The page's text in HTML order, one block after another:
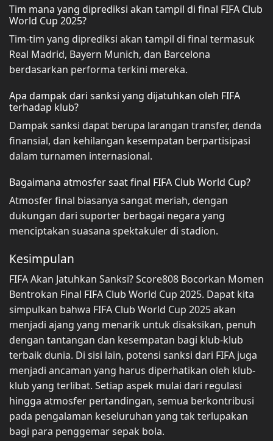
Tim mana yang diprediksi akan tampil di final FIFA Club
World Cup 2025?
Tim-tim yang diprediksi akan tampil di final termasuk
Real Madrid, Bayern Munich, dan Barcelona
berdasarkan performa terkini mereka.
Apa dampak dari sanksi yang dijatuhkan oleh FIFA
terhadap klub?
Dampak sanksi dapat berupa larangan transfer, denda
finansial, dan kehilangan kesempatan berpartisipasi
dalam turnamen internasional.
Bagaimana atmosfer saat final FIFA Club World Cup?
Atmosfer final biasanya sangat meriah, dengan
dukungan dari suporter berbagai negara yang
menciptakan suasana spektakuler di stadion.
Kesimpulan
FIFA Akan Jatuhkan Sanksi? Score808 Bocorkan Momen
Bentrokan Final FIFA Club World Cup 2025. Dapat kita
simpulkan bahwa FIFA Club World Cup 2025 akan
menjadi ajang yang menarik untuk disaksikan, penuh
dengan tantangan dan kesempatan bagi klub-klub
terbaik dunia. Di sisi lain, potensi sanksi dari FIFA juga
menjadi ancaman yang harus diperhatikan oleh klub-
klub yang terlibat. Setiap aspek mulai dari regulasi
hingga atmosfer pertandingan, semua berkontribusi
pada pengalaman keseluruhan yang tak terlupakan
bagi para penggemar sepak bola.